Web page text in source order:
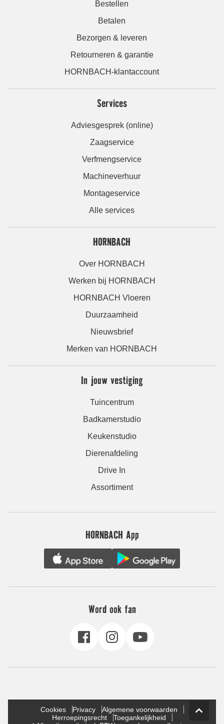
Bestellen
Betalen
Bezorgen & leveren
Retourneren & garantie
HORNBACH-klantaccount
Services
Adviesgesprek (online)
Zaagservice
Verfmengservice
Machineverhuur
Montageservice
Alle services
HORNBACH
Over HORNBACH
Werken bij HORNBACH
HORNBACH Vloeren
Duurzaamheid
Nieuwsbrief
Merken van HORNBACH
In jouw vestiging
Tuincentrum
Badkamerstudio
Keukenstudio
Dierenafdeling
Drive In
Assortiment
HORNBACH App
Word ook fan
Cookies Privacy
Algemene voorwaarden
Herroepingsrecht
Toegankelijkheid